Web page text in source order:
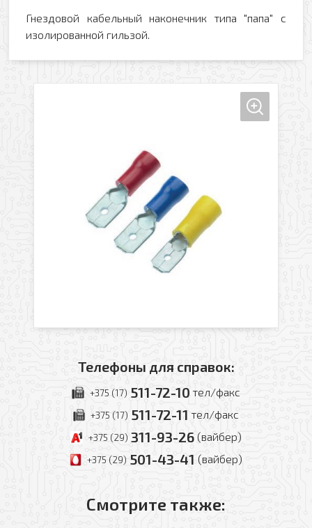
Гнездовой кабельный наконечник типа "папа" с
изолированной гильзой.
Телефоны для справок:
+375 (17) 511-72-10 тел/факс
+375 (17) 511-72-11 тел/факс
+375 (29) 311-93-26 (вайбер)
+375 (29) 501-43-41 (вайбер)
Смотрите также: